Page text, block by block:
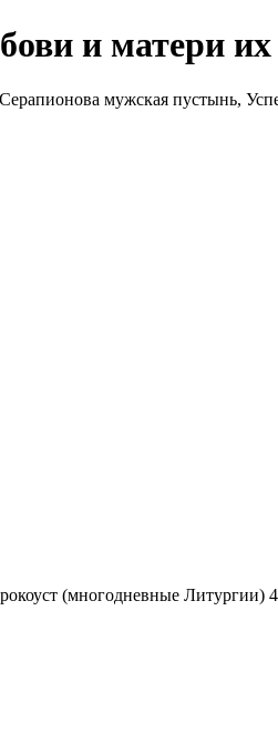
и матери их
мужская пустынь,
(многодневные Литургии)